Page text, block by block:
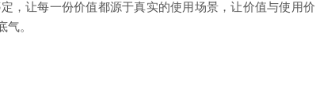
，让每一份价值都源于真实的使用场景，让价值与使用价
。